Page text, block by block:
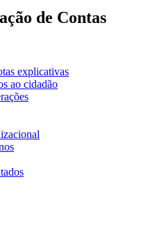
de Contas
explicativas
ao cidadão